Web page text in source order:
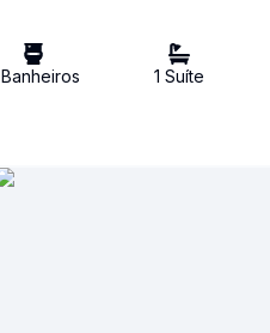
Banheiros 1 Suíte